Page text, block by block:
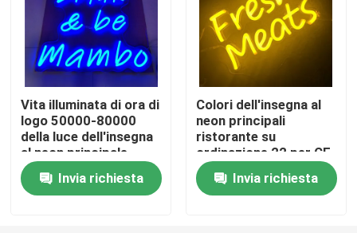
Lettere acriliche principali
insegna al neon su ordinazione
insegna al neon principale
Segno della lettera del metallo
Vita illuminata di ora di
logo 50000-80000
della luce dell'insegna
al neon principale
deposito
Invia richiesta
Colori dell'insegna al
neon principali
ristorante su
ordinazione 22 per CE
domestico ROHS
Invia richiesta